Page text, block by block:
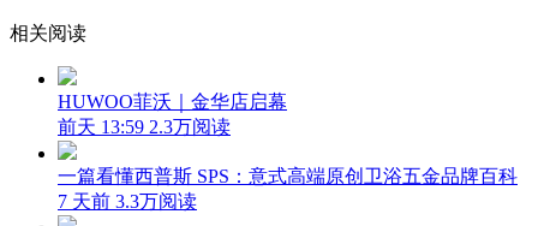
相关阅读
HUWOO菲沃｜金华店启幕
前天 13:59 2.3万阅读
一篇看懂西普斯 SPS：意式高端原创卫浴五金品牌百科
7 天前 3.3万阅读